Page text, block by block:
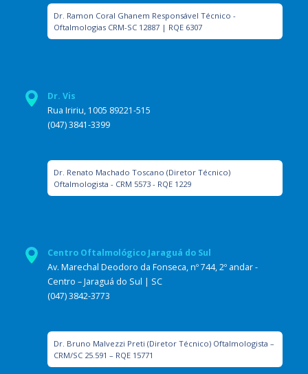
Dr. Ramon Coral Ghanem Responsável Técnico -
Oftalmologias CRM-SC 12887 | RQE 6307
Dr. Vis
Rua Iririu, 1005 89221-515
(047) 3841-3399
Dr. Renato Machado Toscano (Diretor Técnico)
Oftalmologista - CRM 5573 - RQE 1229
Centro Oftalmológico Jaraguá do Sul
Av. Marechal Deodoro da Fonseca, nº 744, 2º andar -
Centro – Jaraguá do Sul | SC
(047) 3842-3773
Dr. Bruno Malvezzi Preti (Diretor Técnico) Oftalmologista –
CRM/SC 25.591 – RQE 15771